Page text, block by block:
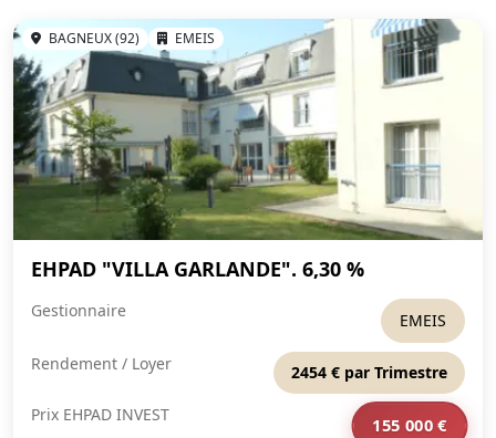
BAGNEUX (92) EMEIS
EHPAD "VILLA GARLANDE". 6,30 %
Gestionnaire EMEIS
Rendement / Loyer
2454 € par Trimestre
Prix EHPAD INVEST
155 000 €